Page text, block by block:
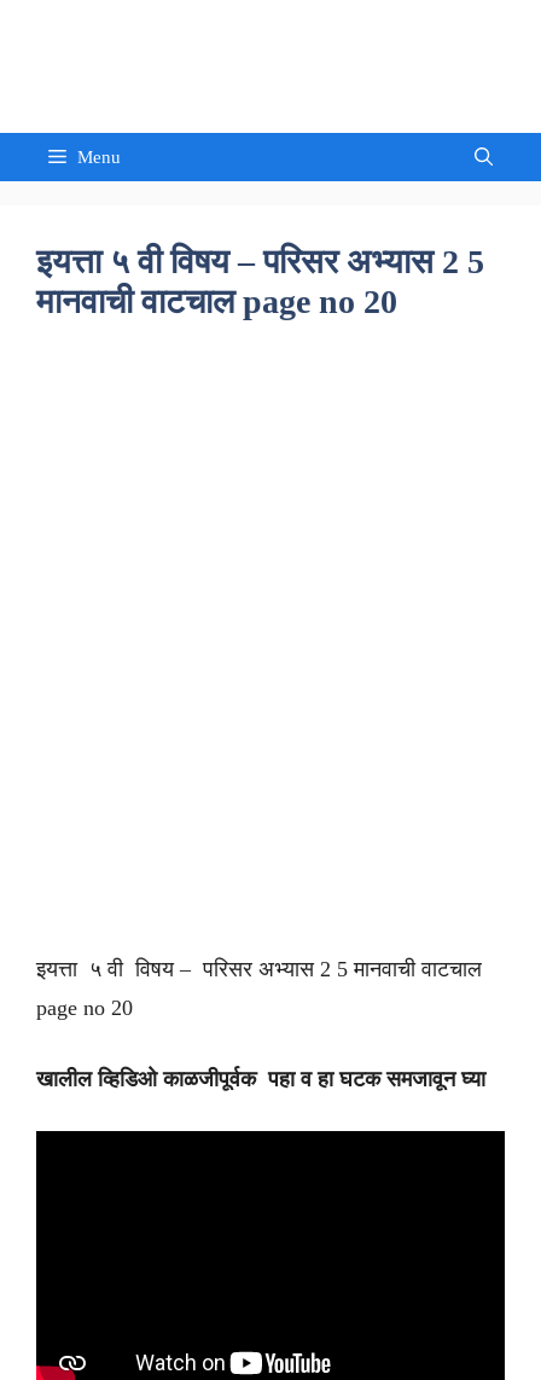
Menu
इयत्ता ५ वी विषय – परिसर अभ्यास 2 5
मानवाची वाटचाल page no 20
इयत्ता ५ वी विषय – परिसर अभ्यास 2 5 मानवाची वाटचाल
page no 20
खालील व्हिडिओ काळजीपूर्वक पहा व हा घटक समजावून घ्या